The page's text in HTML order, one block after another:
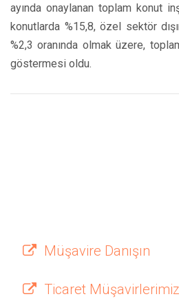
ayında onaylanan toplam konut
konutlarda %15,8, özel sektör
%2,3 oranında olmak üzere,
göstermesi oldu.
Müşavire Danışın
Ticaret